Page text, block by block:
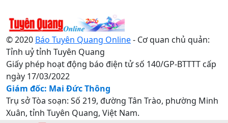
© 2020 Báo Tuyên Quang Online- Cơ quan chủ quản:
Tỉnh uỷ tỉnh Tuyên Quang
Giấy phép hoạt động báo điện tử số 140/GP-BTTTT cấp
ngày 17/03/2022
Giám đốc: Mai Đức Thông
Trụ sở Tòa soạn: Số 219, đường Tân Trào, phường Minh
Xuân, tỉnh Tuyên Quang, Việt Nam.